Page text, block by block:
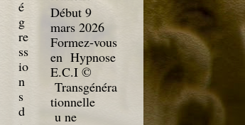
é
g
re
ss
io
n
s
d
Début 9
mars 2026
Formez-vous
en Hypnose
E.C.I ©
Transgénéra
tionnelle
u ne